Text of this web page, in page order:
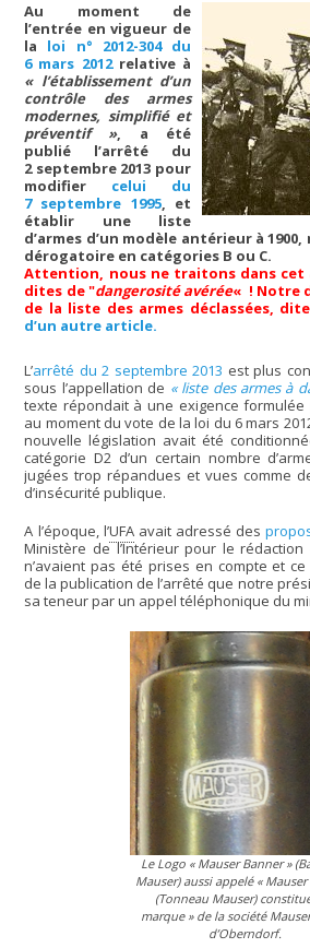
Au moment de
l’entrée en vigueur de
la loi n° 2012-304 du
6 mars 2012relative à
« l’établissement d’un
contrôle des armes
modernes, simplifié et
préventif », a été
publié l’arrêté du
2 septembre 2013 pour
modifier celui du
7 septembre 1995, et
établir une liste
d’armes d’un modèle antérieur à
dérogatoire en catégories B ou C.
Attention, nous ne traitons dans cet
dites de "dangerosité avérée« ! Notre
de la liste des armes déclassées,
d’un autre article.
L’arrêté du 2 septembre 2013 est plus
sous l’appellation de « liste des armes à
texte répondait à une exigence
au moment du vote de la loi du 6 mars
nouvelle législation avait été
catégorie D2 d’un certain nombre
jugées trop répandues et vues comme
d’insécurité publique.
A l’époque, l’UFAavait adressé des
Ministère de l’Intérieur pour le
n’avaient pas été prises en compte et ce
de la publication de l’arrêté que notre
sa teneur par un appel téléphonique du
Le Logo « Mauser Banner »
Mauser) aussi appelé «
(Tonneau Mauser)
marque » de la société
d’Oberndorf.